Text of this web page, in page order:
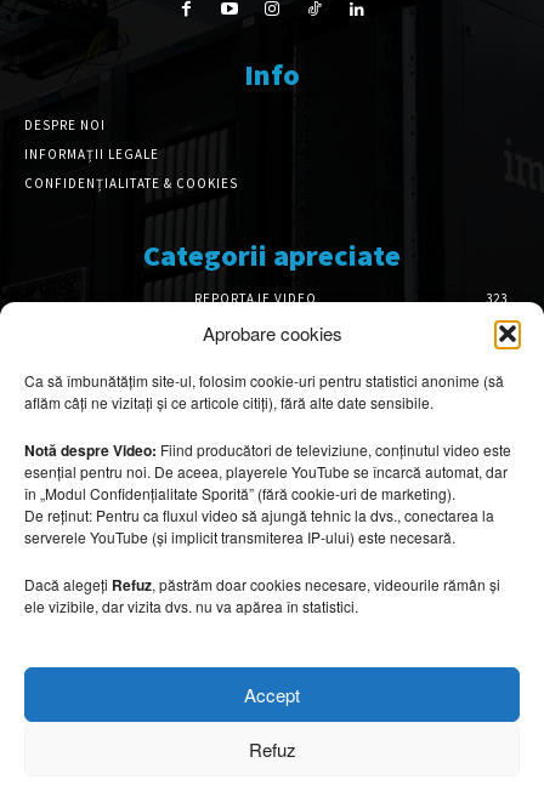
Aprobare cookies
Ca să îmbunătățim site-ul, folosim cookie-uri pentru statistici anonime (să
aflăm câți ne vizitați și ce articole citiți), fără alte date sensibile.
Notă despre Video: Fiind producători de televiziune, conținutul video este
esențial pentru noi. De aceea, playerele YouTube se încarcă automat, dar
în „Modul Confidențialitate Sporită” (fără cookie-uri de marketing).
De reținut: Pentru ca fluxul video să ajungă tehnic la dvs., conectarea la
serverele YouTube (și implicit transmiterea IP-ului) este necesară.
Dacă alegeți Refuz, păstrăm doar cookies necesare, videourile rămân și
ele vizibile, dar vizita dvs. nu va apărea în statistici.
Accept
Refuz
Info
DESPRE NOI
INFORMAȚII LEGALE
CONFIDENȚIALITATE & COOKIES
Categorii apreciate
REPORTAJE VIDEO
323
AMENAJĂRI INTERIOARE
126
DESIGN INTERIOR
64
ARHITECTURĂ & DESIGN
OPINII & ANALIZE
43
Articole recomandate
Marile aeroporturi spectaculoase ale lumii.
arhitecturale
5 august 2026
Bioarhitectura remodelează viitorul
5 august 2026